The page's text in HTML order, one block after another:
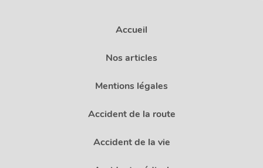
Accueil
Nos articles
Mentions légales
Accident de la route
Accident de la vie